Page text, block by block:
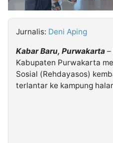
Jurnalis: Deni Aping
Kabar Baru, Purwakarta –
Kabupaten Purwakarta
Sosial (Rehdayasos)
terlantar ke kampung